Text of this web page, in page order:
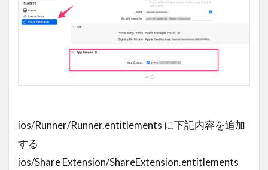
ios/Runner/Runner.entitlements に下記内容を追加
する
ios/Share Extension/ShareExtension.entitlements